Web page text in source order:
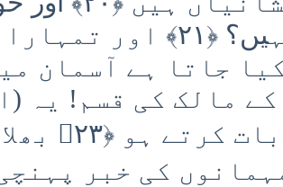
تم دیکھتے نہیں؟
کے مالک کی قسم! یہ
جس طرح تم